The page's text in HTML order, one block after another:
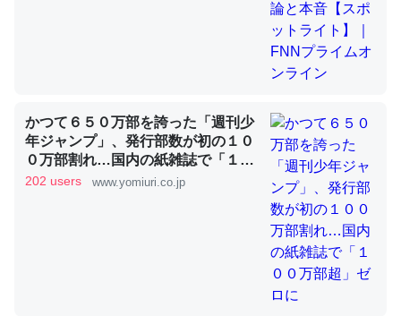
─ニュース :: 【研究発表】昆虫学の大問題＝「昆虫はなぜ海にいな
これを元に考えるとカルシウムを大量に使う脊椎動物と貝
類は苦労してるんだな…。腹足類だと殻を無くしてナメク
─ニュース :: 【研究発表】昆虫学の大問題＝「昆虫はなぜ海にいな
かつて６５０万部を誇った「週刊少
年ジャンプ」、発行部数が初の１０
０万部割れ…国内の紙雑誌で「１０
０万部超」ゼロに
202 users www.yomiuri.co.jp